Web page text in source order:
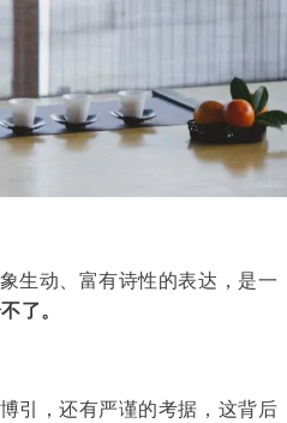
生动、富有诗性的表达，是一
了。
引，还有严谨的考据，这背后